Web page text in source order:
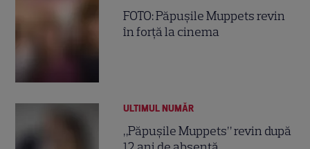
FOTO: Păpuşile Muppets revin
în forță la cinema
ULTIMUL NUMĂR
„Păpuşile Muppets” revin după